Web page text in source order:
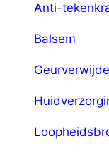
Anti-
Balsem